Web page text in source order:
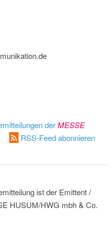
derMESSE
RSS-Feed abonnieren
ist der Emittent /
HUSUM/HWG mbh & Co.